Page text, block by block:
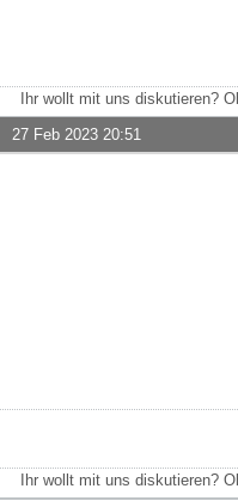
Ihr wollt mit uns diskutieren?
27 Feb 2023 20:51
Ihr wollt mit uns diskutieren?